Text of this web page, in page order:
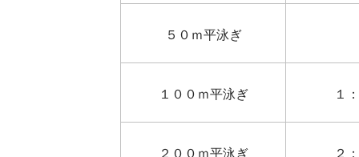
５０ｍ平泳ぎ
１００ｍ平泳ぎ １
２００ｍ平泳ぎ ２